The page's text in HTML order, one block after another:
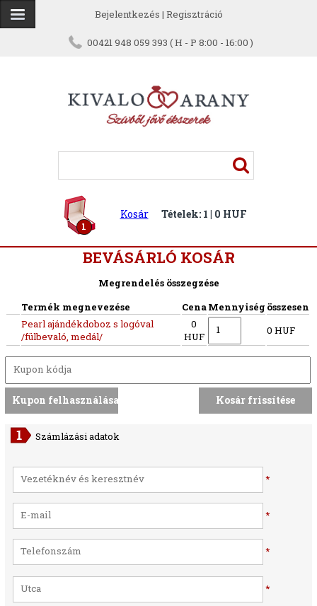
Bejelentkezés | Regisztráció
00421 948 059 393 ( H - P 8:00 - 16:00 )
1
Kosár Tételek: 1 | 0 HUF
BEVÁSÁRLÓ KOSÁR
Megrendelés összegzése
Termék megnevezése
CenaMennyiség összesen
Pearl ajándékdoboz s logóval
/fülbevaló, medál/
0
HUF
0 HUF
Számlázási adatok
*
*
*
*